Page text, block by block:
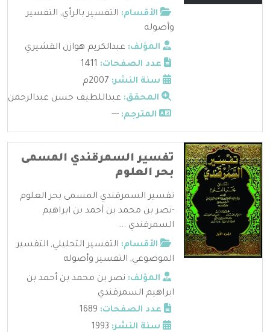
الأقسام: التفسير بالرأي, التفسير
وأصوله
المؤلف: عبدالكريم هوازن القشيري
عدد الصفحات:
سنة النشر:
المحقق: عبداللطيف حسن عبدالرحمن
المترجم: ---
تفسير السمرقندي المسمى
بحر العلوم
تفسير السمرقندي المسمى بحر العلوم
-نصر بن محمد بن أحمد بن ابراهيم
السمرقندي ...
الأقسام: التفسير التحليلي, التفسير
الموضوعي, التفسير وأصوله
المؤلف: نصر بن محمد بن أحمد بن
ابراهيم السمرقندي
عدد الصفحات:
سنة النشر: